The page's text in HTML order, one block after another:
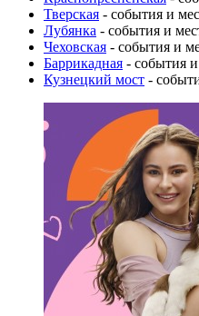
Тверская - события и
Лубянка - события и
Чеховская - события и
Баррикадная - события
Кузнецкий мост -